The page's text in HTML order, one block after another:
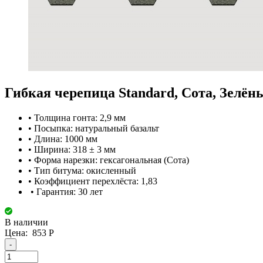
Гибкая черепица Standard, Сота,
• Толщина гонта: 2,9 мм
• Посыпка: натуральный базальт
• Длина: 1000 мм
• Ширина: 318 ± 3 мм
• Форма нарезки: гексагональная (Сота)
• Тип битума: окисленный
• Коэффициент перехлёста: 1,83
• Гарантия: 30 лет
В наличии
Цена: 853 Р
-